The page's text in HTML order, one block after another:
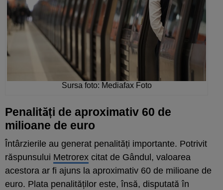
Sursa foto: Mediafax Foto
Penalități de aproximativ 60 de
milioane de euro
Întârzierile au generat penalități importante. Potrivit
răspunsului Metrorex citat de Gândul, valoarea
acestora ar fi ajuns la aproximativ 60 de milioane de
euro. Plata penalităților este, însă, disputată în